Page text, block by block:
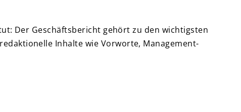
Der Geschäftsbericht gehört zu den wichtigsten
Inhalte wie Vorworte, Management-